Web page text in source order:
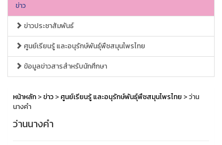
ข่าว
ข่าวประชาสัมพันธ์
ศูนย์เรียนรู้ และอนุรักษ์พันธุ์พืชสมุนไพรไทย
ข้อมูลข่าวสารสำหรับนักศึกษา
หน้าหลัก>ข่าว>ศูนย์เรียนรู้ และอนุรักษ์พันธุ์พืชสมุนไพรไทย > ว่าน
นางคำ
ว่านนางคำ